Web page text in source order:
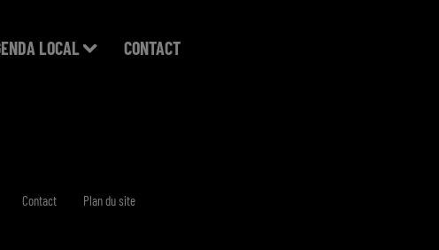
LOCAL CONTACT
Contact Plan du site